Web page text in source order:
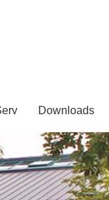
Downloads